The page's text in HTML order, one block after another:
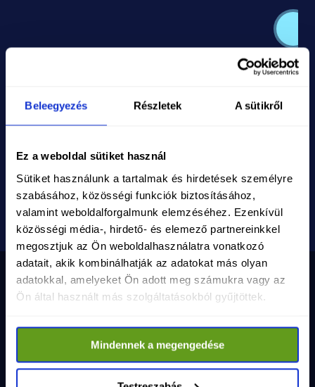
Beleegyezés Részletek A sütikről
Ez a weboldal sütiket használ
Sütiket használunk a tartalmak és hirdetések személyre
szabásához, közösségi funkciók biztosításához,
valamint weboldalforgalmunk elemzéséhez. Ezenkívül
közösségi média-, hirdető- és elemező partnereinkkel
megosztjuk az Ön weboldalhasználatra vonatkozó
adatait, akik kombinálhatják az adatokat más olyan
adatokkal, amelyeket Ön adott meg számukra vagy az
Ön által használt más szolgáltatásokból gyűjtöttek.
Mindennek a megengedése
Adószám19286639-2-10
info@magyartisza.hu